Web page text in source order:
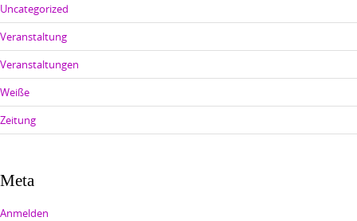
Uncategorized
Veranstaltung
Veranstaltungen
Weiße
Zeitung
Meta
Anmelden